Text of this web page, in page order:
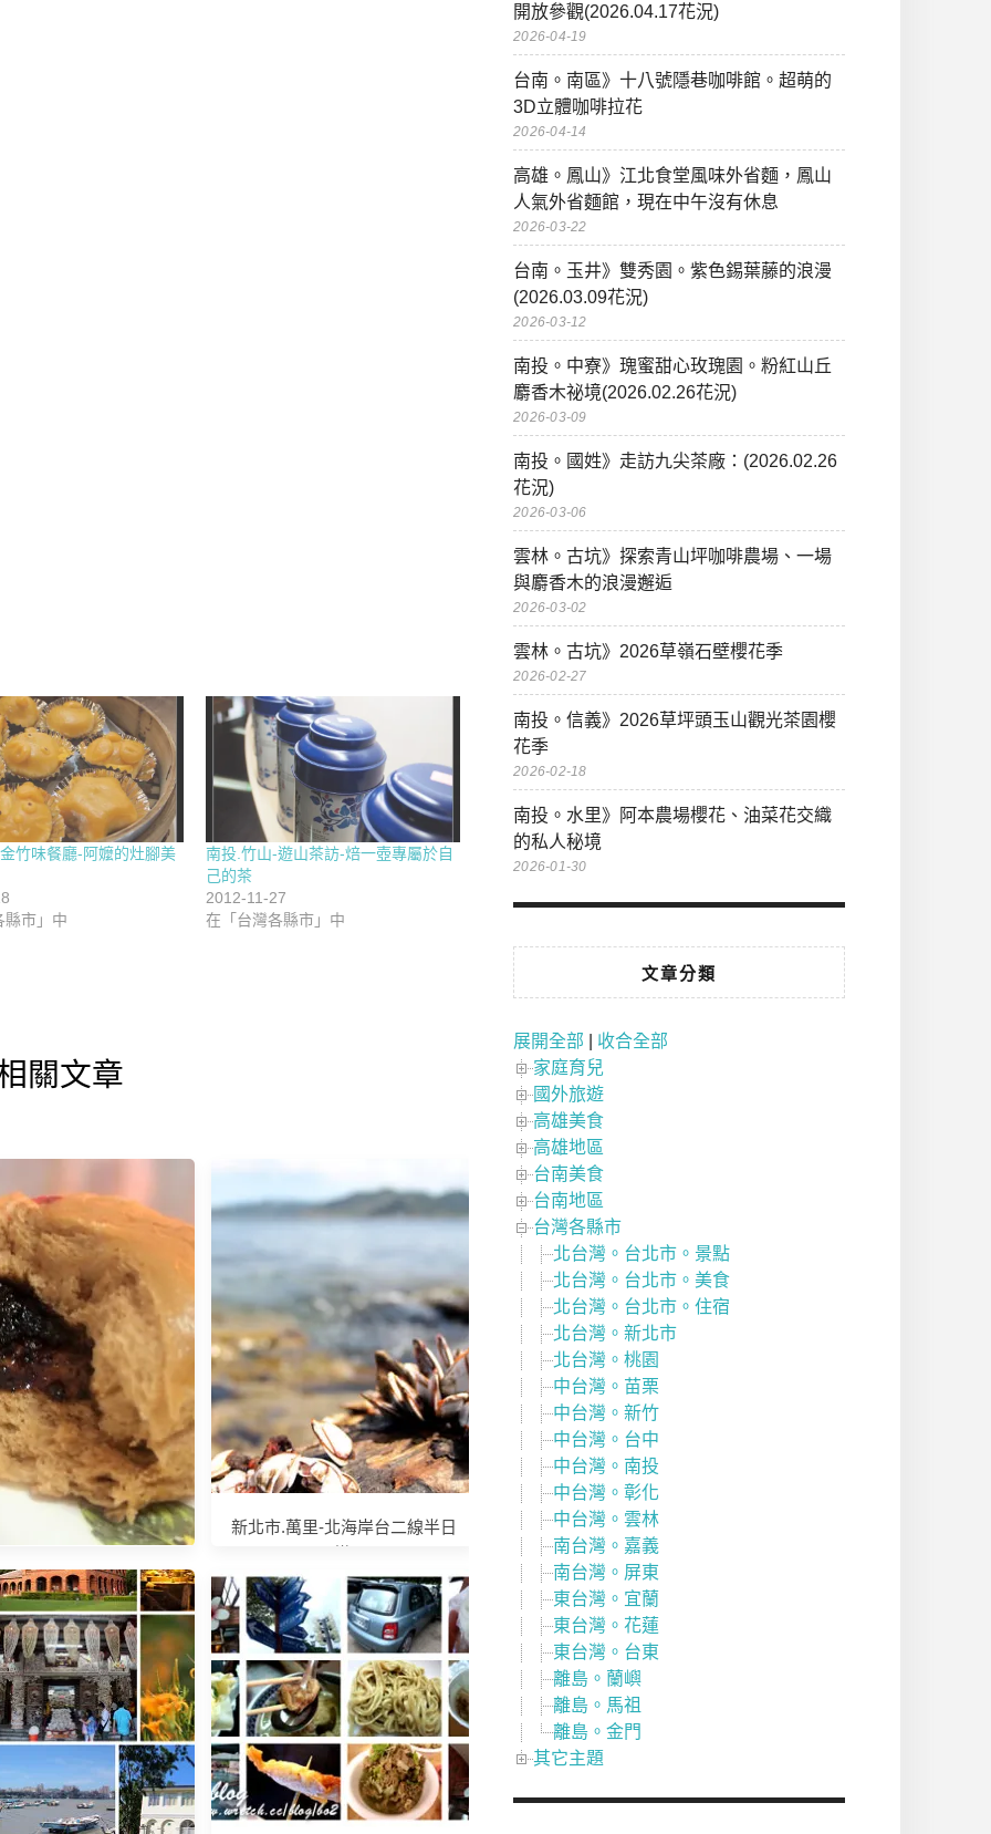
竹味餐廳-阿嬤的灶腳美
縣市」中
南投.竹山-遊山茶訪-焙一壺專屬於自
己的茶
2012-11-27
在「台灣各縣市」中
關文章
-廟口50年正老店。杏
仁茶+包子
新北市.萬里-北海岸台二線半日
開放參觀(2026.04.17花況)
2026-04-19
台南。南區》十八號隱巷咖啡館。超萌的
3D立體咖啡拉花
2026-04-14
高雄。鳳山》江北食堂風味外省麵，鳳山
人氣外省麵館，現在中午沒有休息
2026-03-22
台南。玉井》雙秀園。紫色錫葉藤的浪漫
(2026.03.09花況)
2026-03-12
南投。中寮》瑰蜜甜心玫瑰園。粉紅山丘
麝香木祕境(2026.02.26花況)
2026-03-09
南投。國姓》走訪九尖茶廠：(2026.02.26
花況)
2026-03-06
雲林。古坑》探索青山坪咖啡農場、一場
與麝香木的浪漫邂逅
2026-03-02
雲林。古坑》2026草嶺石壁櫻花季
2026-02-27
南投。信義》2026草坪頭玉山觀光茶園櫻
花季
2026-02-18
南投。水里》阿本農場櫻花、油菜花交織
的私人秘境
2026-01-30
文章分類
展開全部
收合全部
家庭育兒
國外旅遊
高雄美食
高雄地區
台南美食
台南地區
台灣各縣市
北台灣。台北市。景點
北台灣。台北市。美食
北台灣。台北市。住宿
北台灣。新北市
北台灣。桃園
中台灣。苗栗
中台灣。新竹
中台灣。台中
中台灣。南投
中台灣。彰化
中台灣。雲林
南台灣。嘉義
南台灣。屏東
東台灣。宜蘭
東台灣。花蓮
東台灣。台東
離島。蘭嶼
離島。馬祖
離島。金門
其它主題